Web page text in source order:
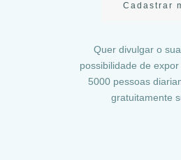
Cadastrar
Quer divulgar o
possibilidade de
5000 pessoas
gratuitamente